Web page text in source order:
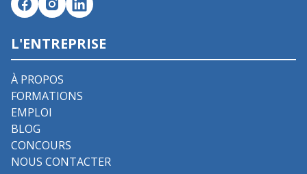
L'ENTREPRISE
À PROPOS
FORMATIONS
EMPLOI
BLOG
CONCOURS
NOUS CONTACTER